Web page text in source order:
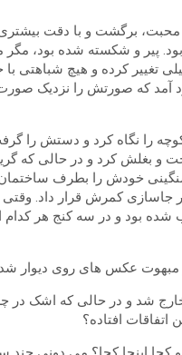
برگشت و با دقت
آمد که صورتش را نزدیک
را نگاه کرد و دستش را
و بغلش کرد و در حالی که
سنگینی خودش را بطرف
در جاسازی کمرش قرار داد.
شده بود و در سه کنج هر
عکس های روی دیوار شد
شد و در حالی که اشک در
افتاده؟